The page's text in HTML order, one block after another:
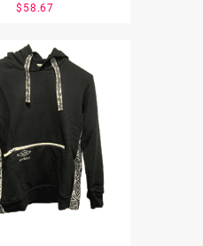
$ 58.67